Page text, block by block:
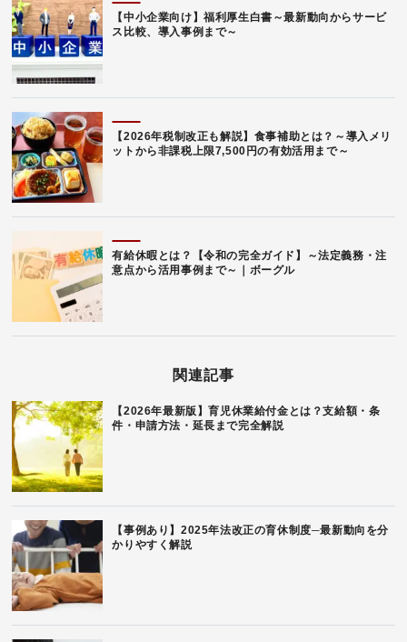
【中小企業向け】福利厚生白書～最新動向からサービ
ス比較、導入事例まで～
【2026年税制改正も解説】食事補助とは？～導入メリ
ットから非課税上限7,500円の有効活用まで～
有給休暇とは？【令和の完全ガイド】～法定義務・注
意点から活用事例まで～｜ボーグル
関連記事
【2026年最新版】育児休業給付金とは？支給額・条
件・申請方法・延長まで完全解説
【事例あり】2025年法改正の育休制度─最新動向を分
かりやすく解説